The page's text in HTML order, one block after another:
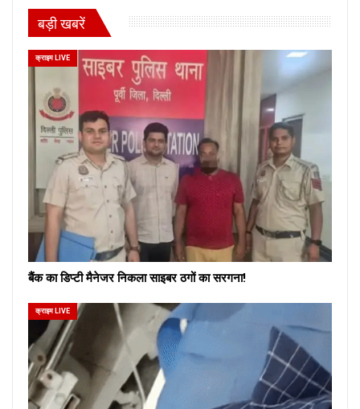
बड़ी खबरें
क्राइम LIVE
बैंक का डिप्टी मैनेजर निकला साइबर ठगों का सरगना!
क्राइम LIVE